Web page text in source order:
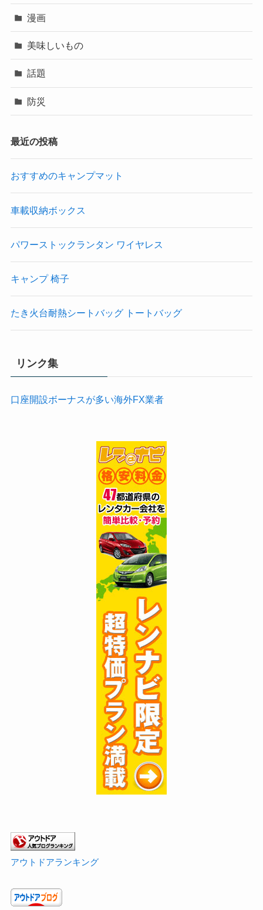
漫画
美味しいもの
話題
防災
最近の投稿
おすすめのキャンプマット
車載収納ボックス
パワーストックランタン ワイヤレス
キャンプ 椅子
たき火台耐熱シートバッグ トートバッグ
リンク集
口座開設ボーナスが多い海外FX業者
アウトドアランキング